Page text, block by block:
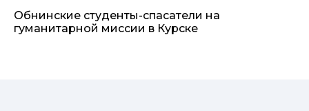
Обнинские студенты-спасатели на
гуманитарной миссии в Курске